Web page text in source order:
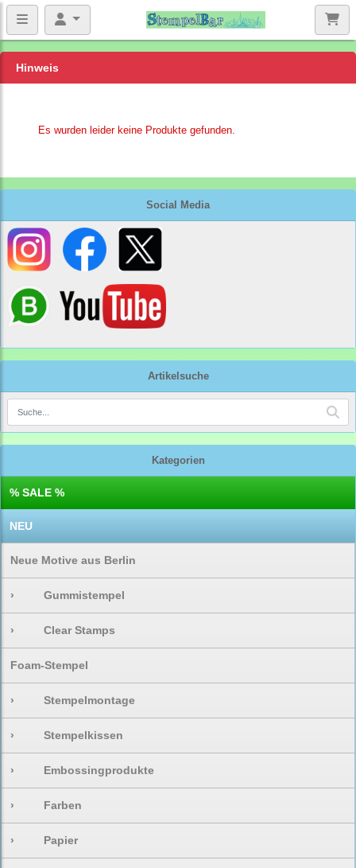
Social Media
Artikelsuche
Kategorien
% SALE %
NEU
Neue Motive aus Berlin
› Gummistempel
› Clear Stamps
Foam-Stempel
› Stempelmontage
› Stempelkissen
› Embossingprodukte
› Farben
› Papier
Hinweis
Es wurden leider keine Produkte gefunden.